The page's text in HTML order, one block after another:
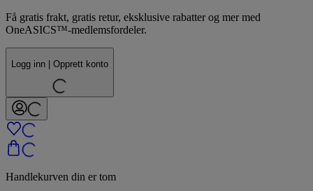
Få gratis frakt, gratis retur, eksklusive rabatter og mer med
OneASICS™-medlemsfordeler.
Logg inn | Opprett konto
Handlekurven din er tom